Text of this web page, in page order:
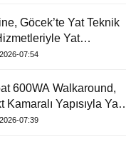
Göcek’te Yat Teknik
Yat
07:54
600WA Walkaround,
Kamaralı Yapısıyla Yat
07:39